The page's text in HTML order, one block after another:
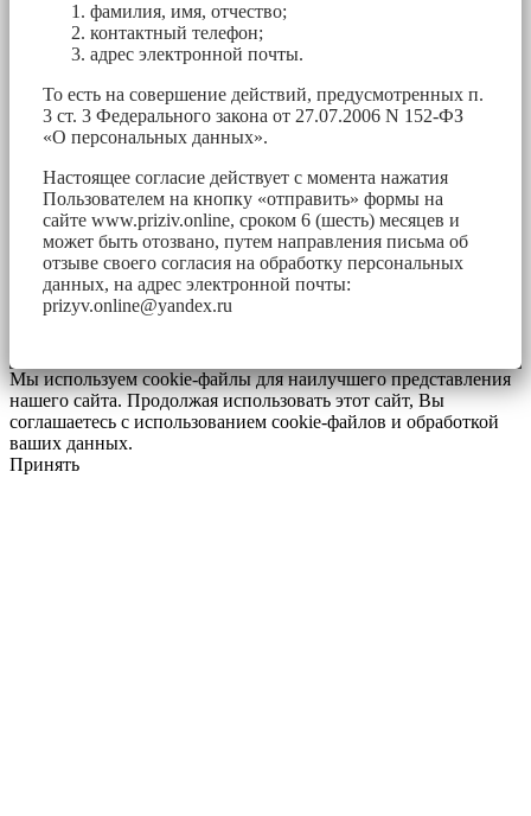
фамилия, имя, отчество;
контактный телефон;
адрес электронной почты.
То есть на совершение действий, предусмотренных п.
3 ст. 3 Федерального закона от 27.07.2006 N 152-ФЗ
«О персональных данных».
Настоящее согласие действует с момента нажатия
Пользователем на кнопку «отправить» формы на
сайте www.priziv.online, сроком 6 (шесть) месяцев и
может быть отозвано, путем направления письма об
отзыве своего согласия на обработку персональных
данных, на адрес электронной почты:
prizyv.online@yandex.ru
Мы используем cookie-файлы для наилучшего представления
нашего сайта. Продолжая использовать этот сайт, Вы
соглашаетесь с использованием cookie-файлов и обработкой
ваших данных.
Принять